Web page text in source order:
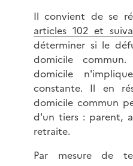
Il convient de se
articles 102 et
déterminer si le
domicile
domicile
constante. Il en
domicile commun
d'un tiers : parent,
retraite.
Par mesure de